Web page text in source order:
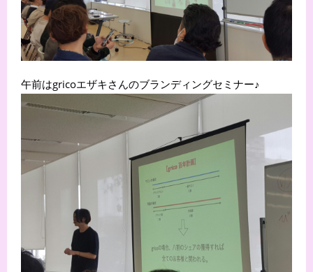
午前はgricoエザキさんのブランディングセミナー♪